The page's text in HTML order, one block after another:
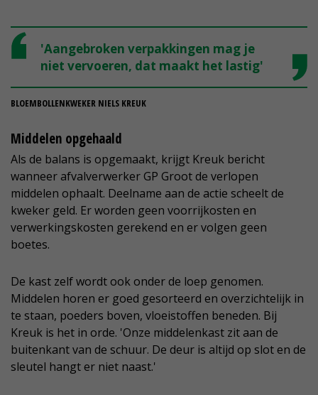
'Aangebroken verpakkingen mag je
niet vervoeren, dat maakt het lastig'
BLOEMBOLLENKWEKER NIELS KREUK
Middelen opgehaald
Als de balans is opgemaakt, krijgt Kreuk bericht
wanneer afvalverwerker GP Groot de verlopen
middelen ophaalt. Deelname aan de actie scheelt de
kweker geld. Er worden geen voorrijkosten en
verwerkingskosten gerekend en er volgen geen
boetes.
De kast zelf wordt ook onder de loep genomen.
Middelen horen er goed gesorteerd en overzichtelijk in
te staan, poeders boven, vloeistoffen beneden. Bij
Kreuk is het in orde. 'Onze middelenkast zit aan de
buitenkant van de schuur. De deur is altijd op slot en de
sleutel hangt er niet naast.'